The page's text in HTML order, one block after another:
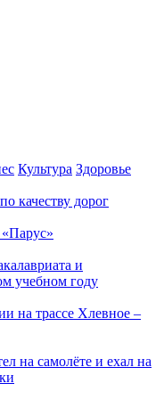
Культура Здоровье
качеству дорог
и
учебном году
на трассе Хлевное –
на самолёте и ехал на